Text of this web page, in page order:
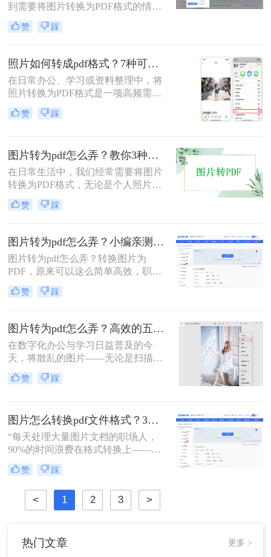
到需要将图片转换为PDF格式的情
况。无论是整理证件照片、制作电子
相册，还是将扫描的文档统一格式，
掌握的基本技能。PDF格式具有跨平
台兼容性好、文件体积相对较小、易
于分享等优点，因此成为文档处理的
首选格式。本文将详细介绍5种实用
的图片转PDF方法，帮助您快速解决
转换需求。
赞 踩
照片如何转成pdf格式？7种可靠方法详解！
在日常办公、学习或资料整理中，将
照片转换为PDF格式是一项高频需
求。无论是扫描的合同、手写笔记，
还是拍摄的证件、课件，统一的PDF
择高效、安全且无需付费的方法？本
文将基于实际使用经验，为您梳理7
种照片如何转成PDF格式的实用方
方式，帮助您根据场景灵活选用。
赞 踩
图片转为pdf怎么弄？教你3种常用转换方法！
在日常生活中，我们经常需要将图片
转换为PDF格式，无论是个人照片管
理、证件扫描，还是商业和行政领域
的文档整理、合同协议，这种转换都
全性。那么图片转为pdf怎么弄呢？本
文将介绍三种将图片转换为PDF的方
法。
赞 踩
图片转为pdf怎么弄？小编亲测5种实用方法，告别繁琐操作！
图片转为pdf怎么弄？转换图片为
PDF，原来可以这么简单高效，职场
效率提升从此触手可及！“一张图片
秒变PDF文档？是的，你没听错！”作
主，小编深知职场办公人群对高效转
换工具的渴求，今天就分享超实用方
法，帮你轻松解决图片转pdf难题。
赞 踩
图片转为pdf怎么弄？高效的五大方法详解！
在数字化办公与学习日益普及的今
天，将散乱的图片——无论是扫描的
文档、手机拍摄的笔记，还是珍贵的
照片——整合成一个统一的PDF文
定、易于传输和打印的优点，成为了
文档分发的标准格式。然而，面对网
络上琳琅满目的工具和方法，许多人
弄呢？
赞 踩
图片怎么转换pdf文件格式？3种高效方法全解析，职场人必备技能！
“每天处理大量图片文档的职场人，
90%的时间浪费在格式转换上——这
不是技术问题，而是方法误区。” 作
为深耕办公软件测评多年的博主，小
编发现许多用户仍在用截图拼接的原
始方式处理图片转PDF需求。那么图
片怎么转换pdf文件格式呢？本文将揭
据帮你突破效率瓶颈。
赞 踩
< 1 2 3 >
热门文章 更多 >